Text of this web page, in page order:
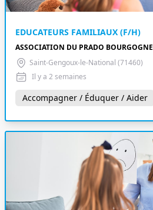
EDUCATEURS FAMILIAUX (F/H)
ASSOCIATION DU PRADO BOURGOGNE
Saint-Gengoux-le-National (71460)
Il y a 2 semaines
Accompagner / Éduquer / Aider